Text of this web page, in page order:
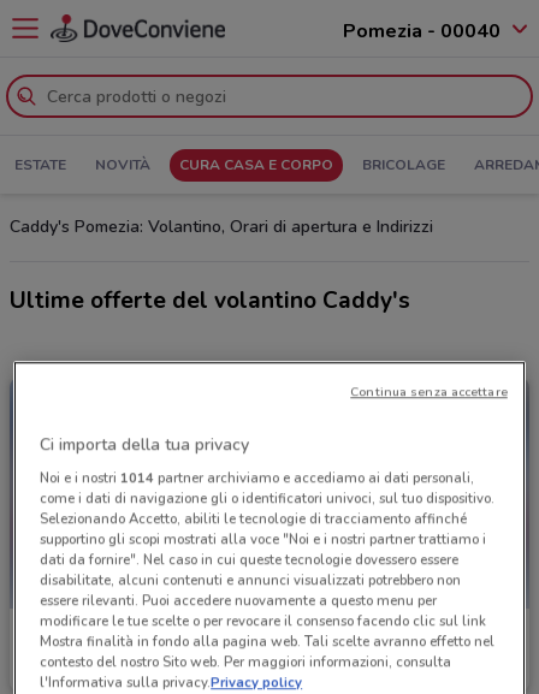
Pomezia - 00040
ESTATE NOVITÀ CURA CASA E CORPO BRICOLAGE
Caddy's Pomezia: Volantino, Orari di apertura e Indirizzi
Ultime offerte del volantino Caddy's
Caddy's
Scade il 31/08 23.6 km
Caddy's
Ci importa della tua privacy
Noi e i nostri 1014partner archiviamo e accediamo ai dati personali,
come i dati di navigazione gli o identificatori univoci, sul tuo dispositivo.
Selezionando Accetto, abiliti le tecnologie di tracciamento affinché
supportino gli scopi mostrati alla voce "Noi e i nostri partner trattiamo i
dati da fornire". Nel caso in cui queste tecnologie dovessero essere
disabilitate, alcuni contenuti e annunci visualizzati potrebbero non
essere rilevanti. Puoi accedere nuovamente a questo menu per
modificare le tue scelte o per revocare il consenso facendo clic sul link
Mostra finalità in fondo alla pagina web. Tali scelte avranno effetto nel
contesto del nostro Sito web. Per maggiori informazioni, consulta
l'Informativa sulla privacy.Privacy policy
Continua senza accettare